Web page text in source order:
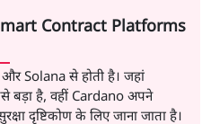
Contract Platforms
Solana से होती है। जहां
बड़ा है, वहीं Cardano अपने
दृष्टिकोण के लिए जाना जाता है।